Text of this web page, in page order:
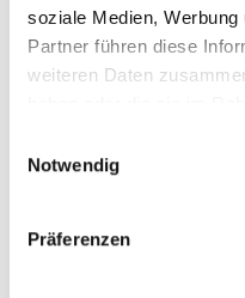
soziale Medien,
Partner führen diese
weiteren Daten
Notwendig
Präferenzen